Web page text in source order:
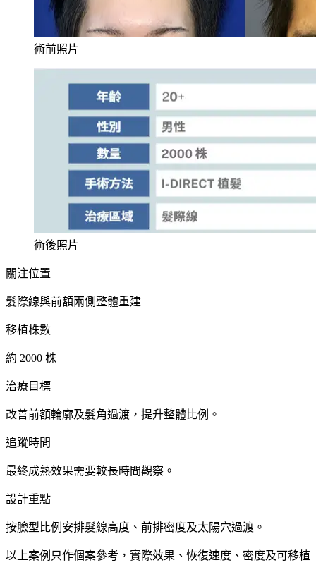
術前照片
術後照片
關注位置
髮際線與前額兩側整體重建
移植株數
約 2000 株
治療目標
改善前額輪廓及髮角過渡，提升整體比例。
追蹤時間
最終成熟效果需要較長時間觀察。
設計重點
按臉型比例安排髮線高度、前排密度及太陽穴過渡。
以上案例只作個案參考，實際效果、恢復速度、密度及可移植